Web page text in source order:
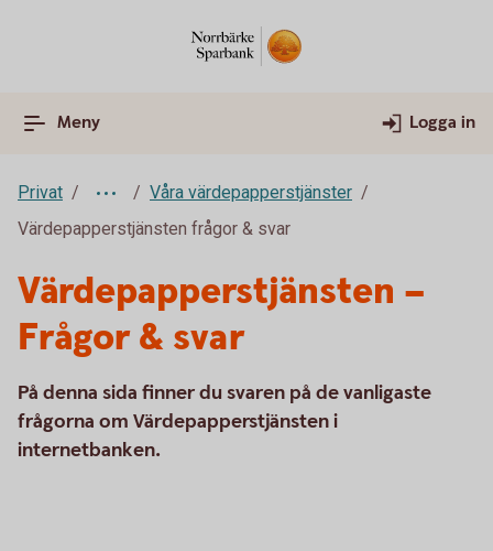
Meny Logga in
Privat
Våra värdepapperstjänster
Värdepapperstjänsten frågor & svar
Värdepapperstjänsten –
Frågor & svar
På denna sida finner du svaren på de vanligaste
frågorna om Värdepapperstjänsten i
internetbanken.